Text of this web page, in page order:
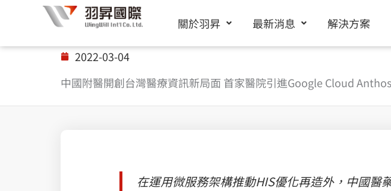
主
關於羽昇 最新消息 解決方案
2022-03-04
中國附醫開創台灣醫療資訊新局面 首家醫院引進Google Cloud
在運用微服務架構推動HIS優化再造外，中國